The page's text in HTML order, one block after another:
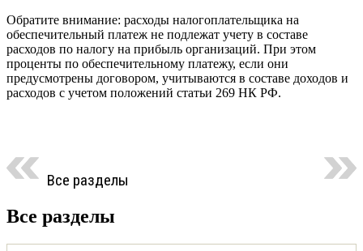
Обратите внимание: расходы налогоплательщика на
обеспечительный платеж не подлежат учету в составе
расходов по налогу на прибыль организаций. При этом
проценты по обеспечительному платежу, если они
предусмотрены договором, учитываются в составе доходов и
расходов с учетом положений статьи 269 НК РФ.
Все разделы
Все разделы